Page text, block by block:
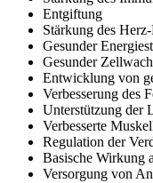
Entgiftung
Stärkung des
Gesunder
Gesunder
Entwicklung von
Verbesserung des
Unterstützung der
Verbesserte
Regulation der
Basische Wirkung
Versorgung von